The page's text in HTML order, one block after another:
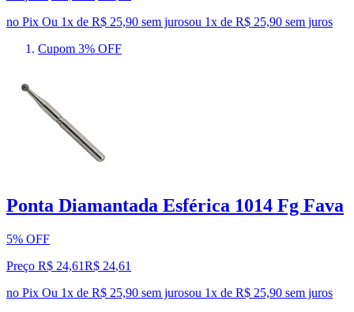
no Pix Ou 1x de R$ 25,90 sem jurosou 1x de R$ 25,90 sem juros
Cupom 3% OFF
Ponta Diamantada Esférica 1014 Fg Fava
5% OFF
Preço R$ 24,61R$ 24,61
no Pix Ou 1x de R$ 25,90 sem jurosou 1x de R$ 25,90 sem juros